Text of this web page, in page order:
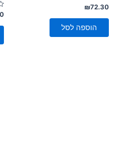
דורג
0
מתוך
₪72.30
הוספה לסל
0